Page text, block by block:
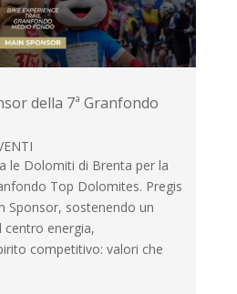
della 7ª Granfondo
le Dolomiti di Brenta per la
Top Dolomites. Pregis
Sponsor, sostenendo un
energia,
competitivo: valori che